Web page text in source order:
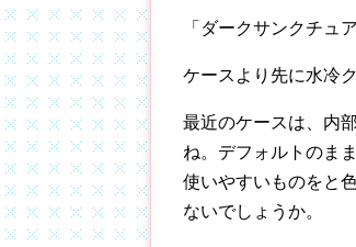
「ダークサンクチュ
ケースより先に水冷
最近のケースは、内
ね。デフォルトのま
使いやすいものをと
ないでしょうか。